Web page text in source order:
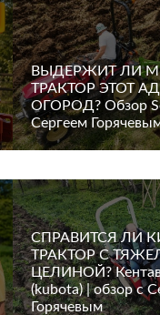
ВЫДЕРЖИТ ЛИ
ТРАКТОР ЭТОТ
ОГОРОД? Обзор
Сергеем
СПРАВИТСЯ ЛИ
ТРАКТОР С
ЦЕЛИНОЙ?
(kubota) | обзор с
Горячевым